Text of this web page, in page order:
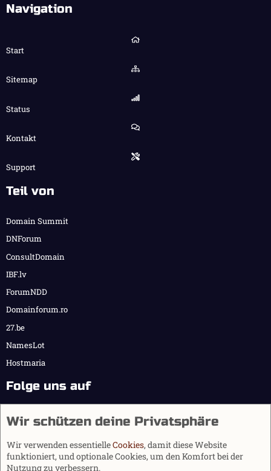
Navigation
Start
Sitemap
Status
Kontakt
Support
Teil von
Domain Summit
DNForum
ConsultDomain
IBF.lv
ForumNDD
Domainforum.ro
27.be
NamesLot
Hostmaria
Folge uns auf
Wir schützen deine Privatsphäre
Wir verwenden essentielleCookies, damit diese Website
funktioniert, und optionale Cookies, um den Komfort bei der
Nutzung zu verbessern.